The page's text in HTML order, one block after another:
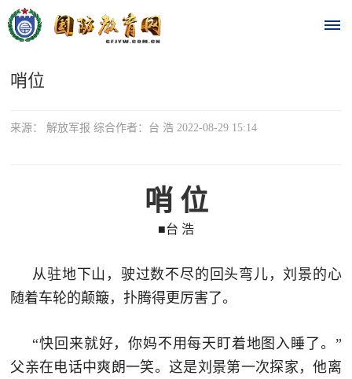
页
时
政
闻
热
追
哨位
来源： 解放军报 综合作者：台 浩 2022-08-29 15:14
哨 位
■台 浩
从驻地下山，驶过数不尽的回头弯儿，刘景的心
随着车轮的颠簸，扑腾得更厉害了。
“快回来就好，你妈不用每天盯着地图入睡了。”
父亲在电话中爽朗一笑。这是刘景第一次探家，他离